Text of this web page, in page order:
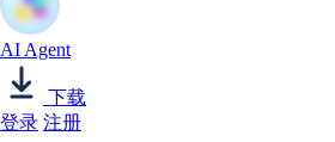
AI Agent
下载
登录 注册